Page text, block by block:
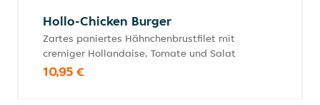
Hollo-Chicken Burger
Zartes paniertes Hähnchenbrustfilet mit
cremiger Hollandaise, Tomate und Salat
10,95 €